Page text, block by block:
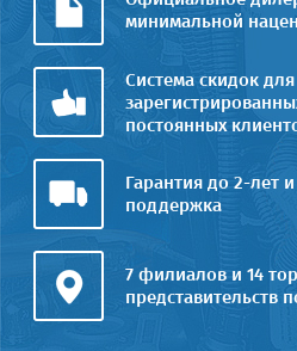
минимальной
Система скидок для
постоянных
Гарантия до 2-лет
поддержка
7 филиалов и 14
представительств